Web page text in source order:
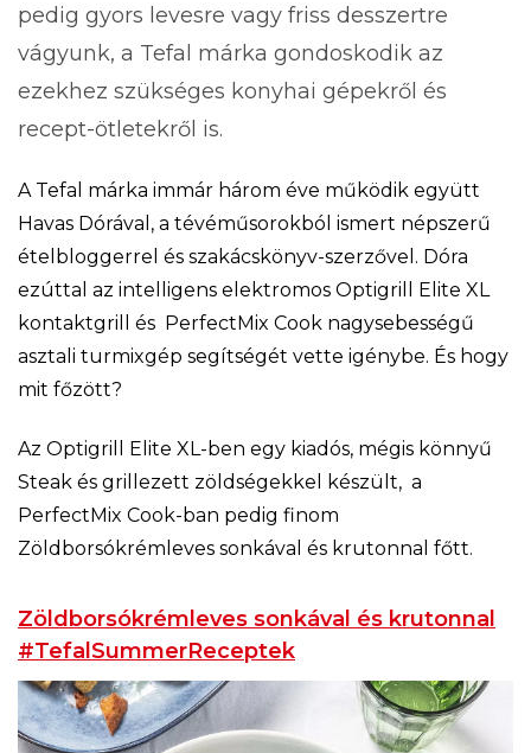
pedig gyors levesre vagy friss desszertre
vágyunk, a Tefal márka gondoskodik az
ezekhez szükséges konyhai gépekről és
recept-ötletekről is.
A Tefal márka immár három éve működik együtt
Havas Dórával, a tévéműsorokból ismert népszerű
ételbloggerrel és szakácskönyv-szerzővel. Dóra
ezúttal az intelligens elektromos Optigrill Elite XL
kontaktgrill és PerfectMix Cook nagysebességű
asztali turmixgép segítségét vette igénybe. És hogy
mit főzött?
Az Optigrill Elite XL-ben egy kiadós, mégis könnyű
Steak és grillezett zöldségekkel készült, a
PerfectMix Cook-ban pedig finom
Zöldborsókrémleves sonkával és krutonnal főtt.
Zöldborsókrémleves sonkával és krutonnal
#TefalSummerReceptek